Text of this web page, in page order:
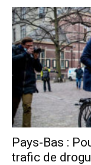
Pays-Bas :
trafic de